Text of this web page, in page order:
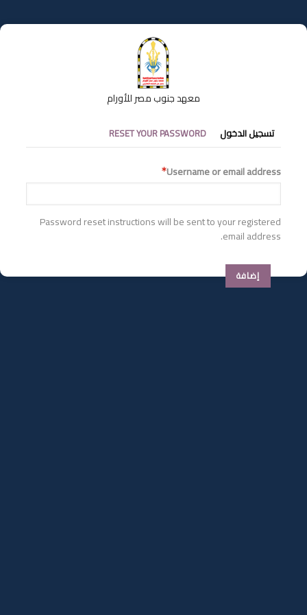
إلى
المحتوى
معهد جنوب مصر للأورام
التبويبات
الأساسية
تسجيل الدخول RESET YOUR PASSWORD
Username or email address
Password reset instructions will be sent to your registered
email address.